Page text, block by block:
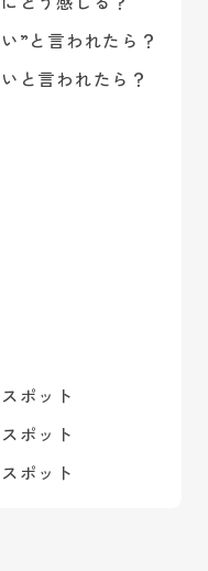
”と言われたら？
と言われたら？
ポット
ポット
ポット